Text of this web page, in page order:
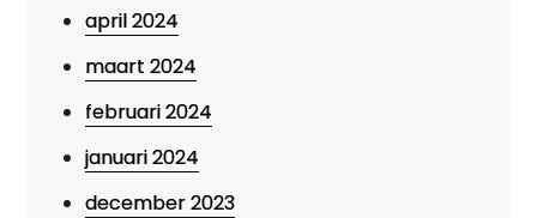
april 2024
maart 2024
februari 2024
januari 2024
december 2023